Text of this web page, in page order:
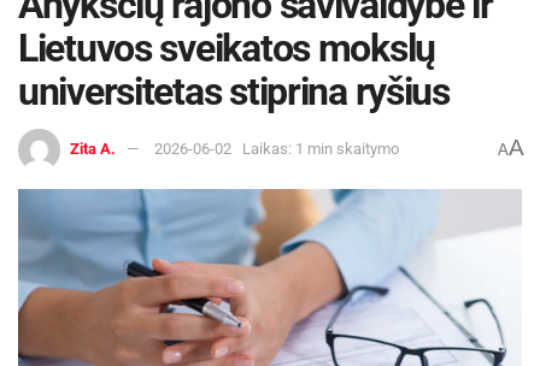
Lietuvos sveikatos mokslų
universitetas stiprina ryšius
Zita A. 2026-06-02 Laikas: 1 min skaitymo AA